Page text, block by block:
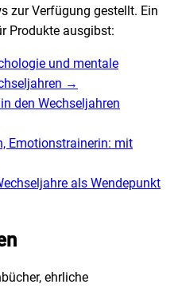
zur Verfügung gestellt. Ein
Produkte ausgibst:
und mentale
→
den Wechseljahren
Emotionstrainerin: mit
als Wendepunkt
ehrliche